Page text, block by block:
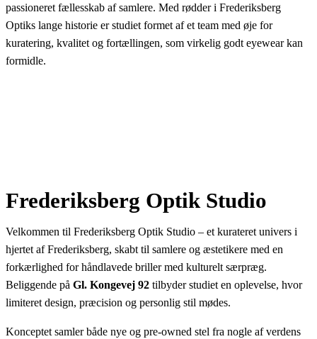
passioneret fællesskab af samlere. Med rødder i Frederiksberg
Optiks lange historie er studiet formet af et team med øje for
kuratering, kvalitet og fortællingen, som virkelig godt eyewear kan
formidle.
Frederiksberg Optik Studio
Velkommen til Frederiksberg Optik Studio – et kurateret univers i
hjertet af Frederiksberg, skabt til samlere og æstetikere med en
forkærlighed for håndlavede briller med kulturelt særpræg.
Beliggende på Gl. Kongevej 92 tilbyder studiet en oplevelse, hvor
limiteret design, præcision og personlig stil mødes.
Konceptet samler både nye og pre-owned stel fra nogle af verdens